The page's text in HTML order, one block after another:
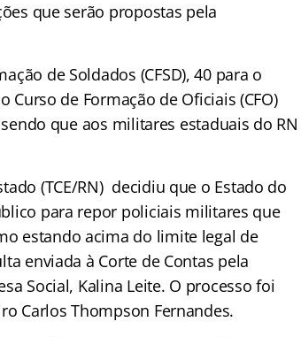
que serão propostas pela
de Soldados (CFSD), 40 para o
Curso de Formação de Oficiais (CFO)
que aos militares estaduais do RN
(TCE/RN) decidiu que o Estado do
para repor policiais militares que
estando acima do limite legal de
enviada à Corte de Contas pela
Social, Kalina Leite. O processo foi
Carlos Thompson Fernandes.